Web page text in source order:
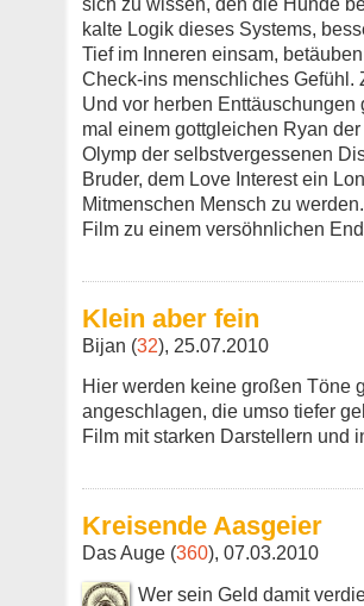
kalte Logik dieses Systems,
Tief im Inneren einsam,
Check-ins menschliches Gefühl.
Und vor herben
mal einem gottgleichen Ryan
Olymp der selbstvergessenen
Bruder, dem Love Interest ein
Mitmenschen Mensch zu
Film zu einem versöhnlichen
Klein aber fein
Bijan (32), 25.07.2010
Hier werden keine großen Töne
angeschlagen, die umso tiefer
Film mit starken Darstellern und
Kreisende Aasgeier
Das Auge (360), 07.03.2010
Wer sein Geld damit